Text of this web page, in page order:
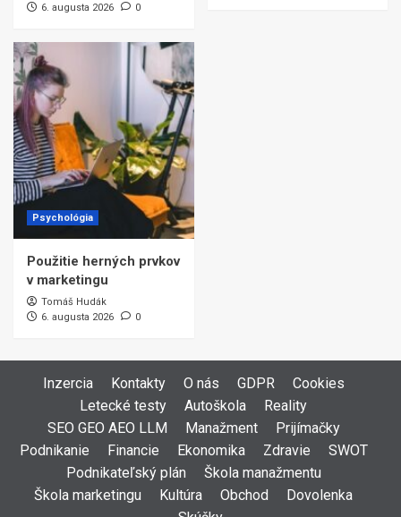
6. augusta 2026
0
Psychológia
Použitie herných prvkov
v marketingu
Tomáš Hudák
6. augusta 2026
0
Inzercia Kontakty O nás GDPR
Cookies
Letecké testy
Autoškola
Reality
SEO GEO AEO LLM
Manažment
Prijímačky
Podnikanie
Financie Ekonomika Zdravie
SWOT
Podnikateľský plán
Škola manažmentu
Škola marketingu
Kultúra Obchod
Dovolenka